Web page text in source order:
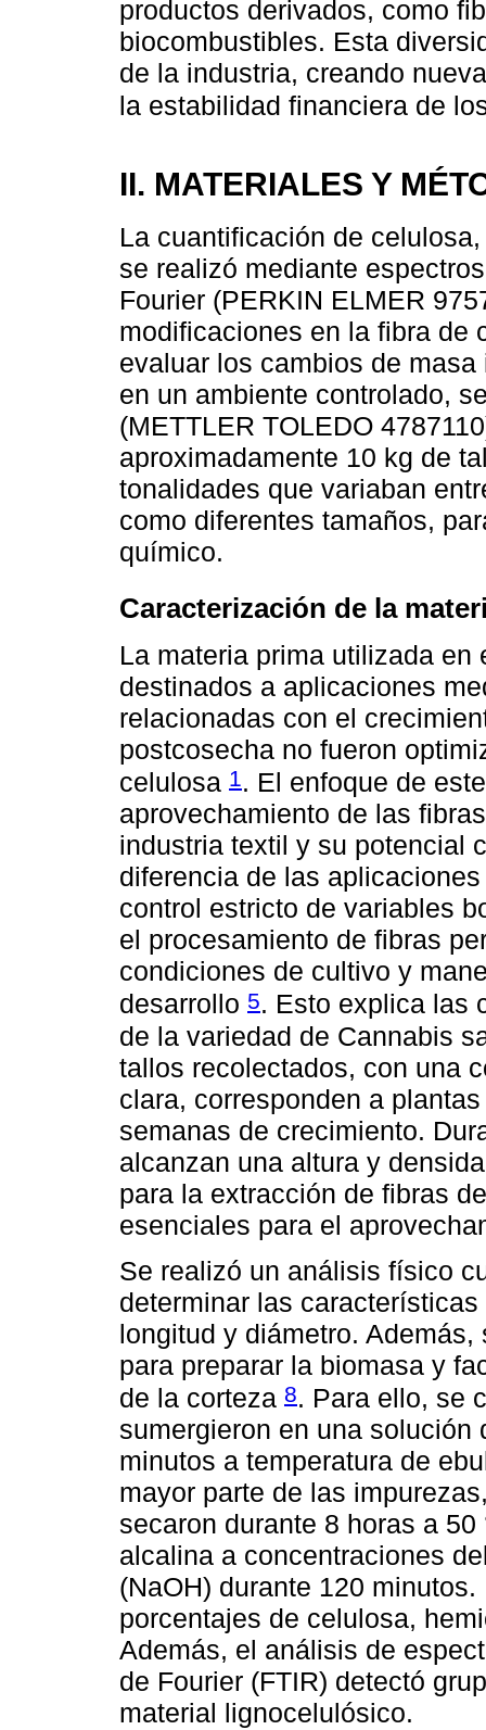
productos derivados, como
biocombustibles. Esta
de la industria, creando
la estabilidad financiera de
II. MATERIALES Y
La cuantificación de
se realizó mediante
Fourier (PERKIN ELMER
modificaciones en la fibra de
evaluar los cambios de
en un ambiente controlado,
(METTLER TOLEDO
aproximadamente 10 kg de
tonalidades que variaban
como diferentes tamaños,
químico.
Caracterización de la
La materia prima utilizada
destinados a aplicaciones
relacionadas con el
postcosecha no fueron
celulosa 1. El enfoque de
aprovechamiento de las
industria textil y su potencial
diferencia de las
control estricto de variables
el procesamiento de fibras
condiciones de cultivo y
desarrollo 5. Esto explica las
de la variedad de Cannabis
tallos recolectados, con una
clara, corresponden a
semanas de crecimiento.
alcanzan una altura y
para la extracción de fibras
esenciales para el
Se realizó un análisis físico
determinar las
longitud y diámetro.
para preparar la biomasa y
de la corteza 8. Para ello, se
sumergieron en una solución
minutos a temperatura de
mayor parte de las
secaron durante 8 horas a
alcalina a concentraciones
(NaOH) durante 120
porcentajes de celulosa,
Además, el análisis de
de Fourier (FTIR) detectó
material lignocelulósico.